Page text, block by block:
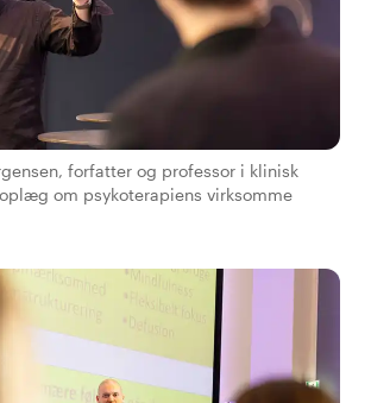
forfatter og professor i klinisk
om psykoterapiens virksomme